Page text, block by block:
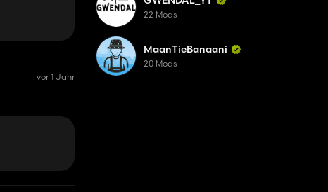
vor 1 Jahr
22 Mods
MaanTieBanaani
20 Mods